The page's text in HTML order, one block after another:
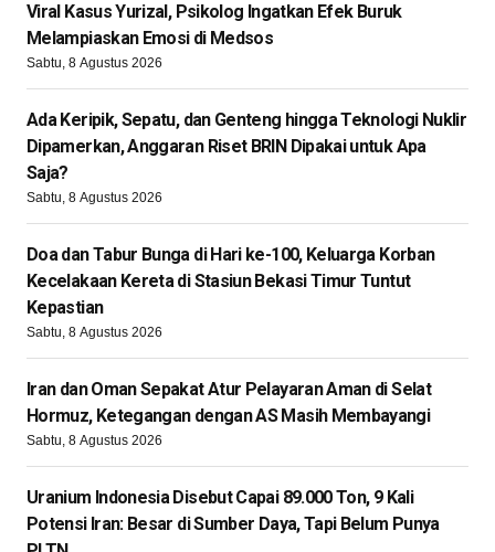
Viral Kasus Yurizal, Psikolog Ingatkan Efek Buruk
Melampiaskan Emosi di Medsos
Sabtu, 8 Agustus 2026
Ada Keripik, Sepatu, dan Genteng hingga Teknologi Nuklir
Dipamerkan, Anggaran Riset BRIN Dipakai untuk Apa
Saja?
Sabtu, 8 Agustus 2026
Doa dan Tabur Bunga di Hari ke-100, Keluarga Korban
Kecelakaan Kereta di Stasiun Bekasi Timur Tuntut
Kepastian
Sabtu, 8 Agustus 2026
Iran dan Oman Sepakat Atur Pelayaran Aman di Selat
Hormuz, Ketegangan dengan AS Masih Membayangi
Sabtu, 8 Agustus 2026
Uranium Indonesia Disebut Capai 89.000 Ton, 9 Kali
Potensi Iran: Besar di Sumber Daya, Tapi Belum Punya